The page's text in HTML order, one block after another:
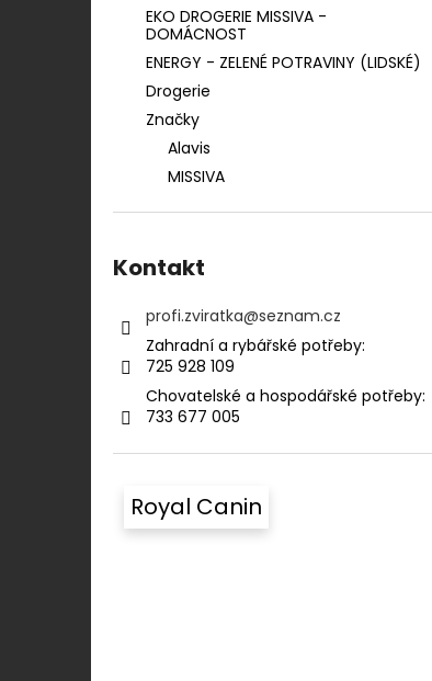
EKO DROGERIE MISSIVA -
DOMÁCNOST
ENERGY - ZELENÉ POTRAVINY (LIDSKÉ)
Drogerie
Značky
Alavis
MISSIVA
Kontakt
profi.zviratka@seznam.cz
Zahradní a rybářské potřeby:⠀⠀⠀⠀⠀⠀⠀
725 928 109​​
Chovatelské a hospodářské potřeby:​​⠀
733 677 005
Royal Canin